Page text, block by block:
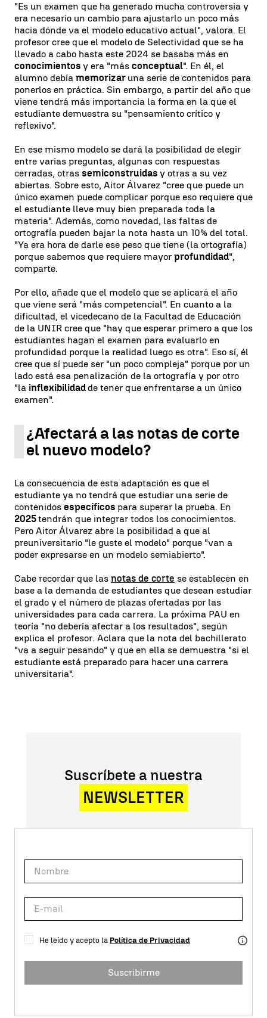
"Es un examen que ha generado mucha controversia y
era necesario un cambio para ajustarlo un poco más
hacia dónde va el modelo educativo actual", valora. El
profesor cree que el modelo de Selectividad que se ha
llevado a cabo hasta este 2024 se basaba más en
conocimientos y era "más conceptual". En él, el
alumno debía memorizar una serie de contenidos para
ponerlos en práctica. Sin embargo, a partir del año que
viene tendrá más importancia la forma en la que el
estudiante demuestra su "pensamiento crítico y
reflexivo".
En ese mismo modelo se dará la posibilidad de elegir
entre varias preguntas, algunas con respuestas
cerradas, otras semiconstruidas y otras a su vez
abiertas. Sobre esto, Aitor Álvarez "cree que puede un
único examen puede complicar porque eso requiere que
el estudiante lleve muy bien preparada toda la
materia". Además, como novedad, las faltas de
ortografía pueden bajar la nota hasta un 10% del total.
"Ya era hora de darle ese peso que tiene (la ortografía)
porque sabemos que requiere mayor profundidad",
comparte.
Por ello, añade que el modelo que se aplicará el año
que viene será "más competencial". En cuanto a la
dificultad, el vicedecano de la Facultad de Educación
de la UNIR cree que "hay que esperar primero a que los
estudiantes hagan el examen para evaluarlo en
profundidad porque la realidad luego es otra". Eso sí, él
cree que sí puede ser "un poco compleja" porque por un
lado está esa penalización de la ortografía y por otro
"la inflexibilidadde tener que enfrentarse a un único
examen".
¿Afectará a las notas de corte
el nuevo modelo?
La consecuencia de esta adaptación es que el
estudiante ya no tendrá que estudiar una serie de
contenidos específicos para superar la prueba. En
2025tendrán que integrar todos los conocimientos.
Pero Aitor Álvarez abre la posibilidad a que al
preuniversitario "le guste el modelo" porque "van a
poder expresarse en un modelo semiabierto".
Cabe recordar que las notas de corte se establecen en
base a la demanda de estudiantes que desean estudiar
el grado y el número de plazas ofertadas por las
universidades para cada carrera. La próxima PAU en
teoría "no debería afectar a los resultados", según
explica el profesor. Aclara que la nota del bachillerato
"va a seguir pesando" y que en ella se demuestra "si el
estudiante está preparado para hacer una carrera
universitaria".
Suscríbete a nuestra
NEWSLETTER
He leído y acepto la Política de Privacidad
Suscribirme